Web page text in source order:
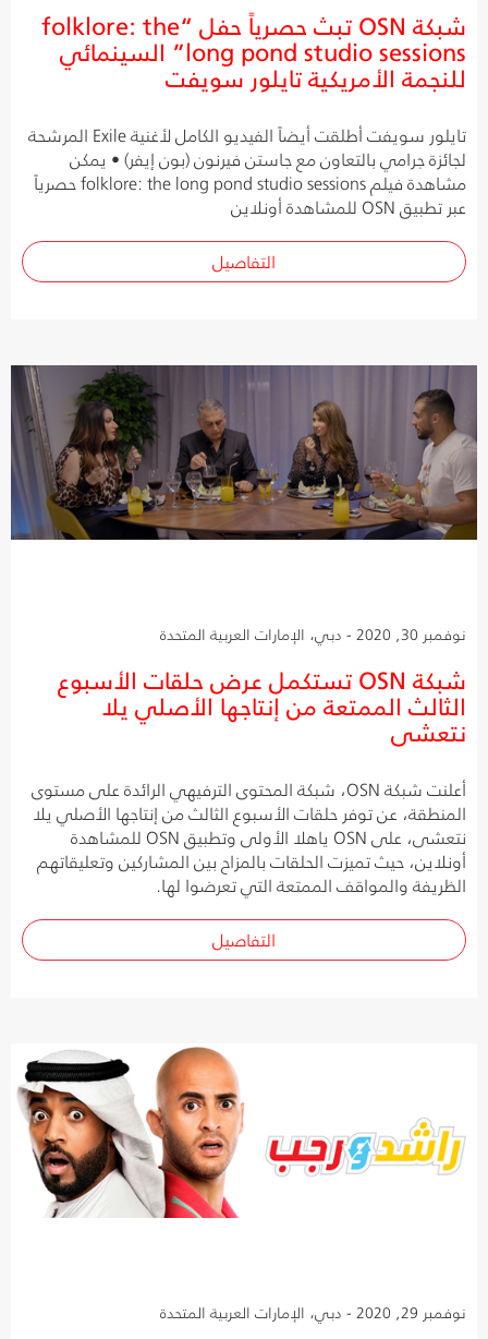
شبكة OSN تبث حصرياً حفل “folklore: the
long pond studio sessions” السينمائي
للنجمة الأمريكية تايلور سويفت
تايلور سويفت أطلقت أيضاً الفيديو الكامل لأغنية Exile المرشحة
لجائزة جرامي بالتعاون مع جاستن فيرنون (بون إيفر) • يمكن
مشاهدة فيلم folklore: the long pond studio sessions حصرياً
عبر تطبيق OSN للمشاهدة أونلاين
التفاصيل
نوفمبر 30, 2020 - دبي، الإمارات العربية المتحدة
شبكة OSN تستكمل عرض حلقات الأسبوع
الثالث الممتعة من إنتاجها الأصلي يلا
نتعشى
أعلنت شبكة OSN، شبكة المحتوى الترفيهي الرائدة على مستوى
المنطقة، عن توفر حلقات الأسبوع الثالث من إنتاجها الأصلي يلا
نتعشى، على OSN ياهلا الأولى وتطبيق OSN للمشاهدة
أونلاين، حيث تميزت الحلقات بالمزاح بين المشاركين وتعليقاتهم
الظريفة والمواقف الممتعة التي تعرضوا لها.
التفاصيل
نوفمبر 29, 2020 - دبي، الإمارات العربية المتحدة